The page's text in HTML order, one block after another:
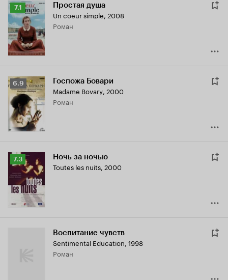
Рейтинг
Кинопоиска
7.1
7.1 Простая душа
Un coeur simple, 2008
роман
Рейтинг
Кинопоиска
6.9
6.9 Госпожа Бовари
Madame Bovary, 2000
роман
Рейтинг
Кинопоиска
7.3
7.3 Ночь за ночью
Toutes les nuits, 2000
Воспитание чувств
Sentimental Education, 1998
роман